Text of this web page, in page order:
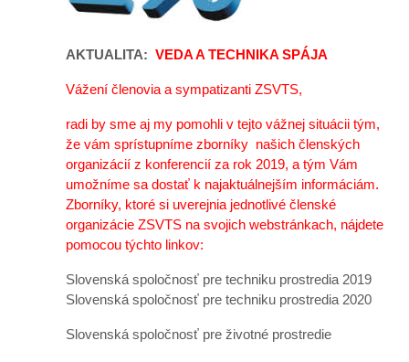
AKTUALITA: VEDA A TECHNIKA SPÁJA
Vážení členovia a sympatizanti ZSVTS,
radi by sme aj my pomohli v tejto vážnej situácii tým,
že vám sprístupníme zborníky našich členských
organizácií z konferencií za rok 2019, a tým Vám
umožníme sa dostať k najaktuálnejším informáciám.
Zborníky, ktoré si uverejnia jednotlivé členské
organizácie ZSVTS na svojich webstránkach, nájdete
pomocou týchto linkov:
Slovenská spoločnosť pre techniku prostredia 2019
Slovenská spoločnosť pre techniku prostredia 2020
Slovenská spoločnosť pre životné prostredie